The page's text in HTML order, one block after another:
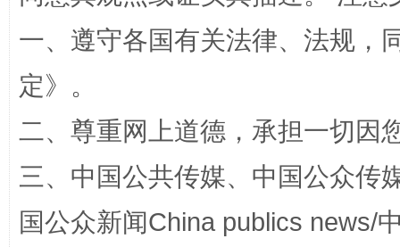
阿坝州三大球赛在茂县开幕 规模
一、遵守各国有关法律、法规，
定》。
二、尊重网上道德，承担一切因
三、中国公共传媒、中国公众传
国公众新闻China publics news/